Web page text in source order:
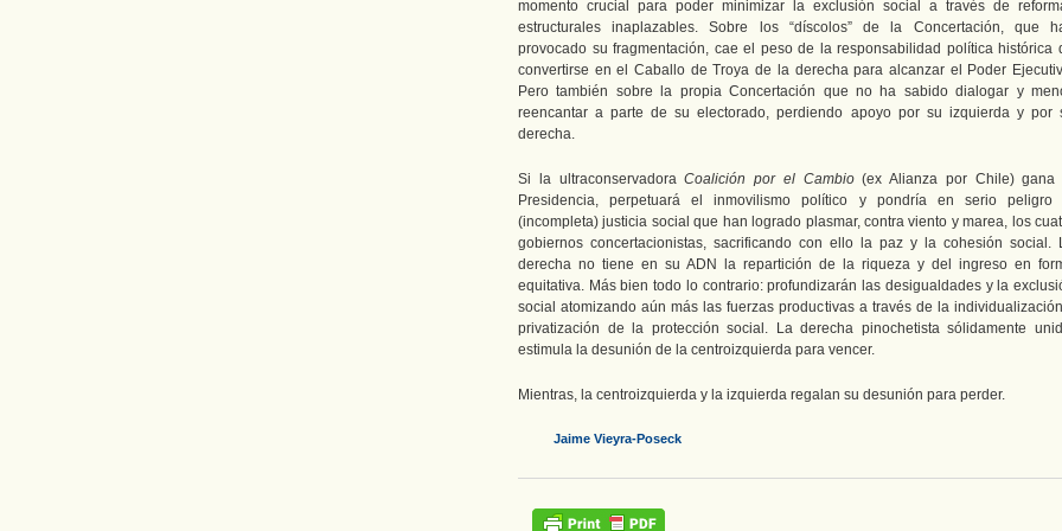
momento crucial para poder minimizar la exclusión social a través de
estructurales inaplazables. Sobre los “díscolos” de la Concertación, que
provocado su fragmentación, cae el peso de la responsabilidad política histórica
convertirse en el Caballo de Troya de la derecha para alcanzar el Poder
Pero también sobre la propia Concertación que no ha sabido dialogar y
reencantar a parte de su electorado, perdiendo apoyo por su izquierda y por
derecha.
Si la ultraconservadoraCoalición por el Cambio(ex Alianza por Chile) gana
Presidencia, perpetuará el inmovilismo político y pondría en serio peligro
(incompleta) justicia social que han logrado plasmar, contra viento y marea, los
gobiernos concertacionistas, sacrificando con ello la paz y la cohesión social.
derecha no tiene en su ADN la repartición de la riqueza y del ingreso en
equitativa. Más bien todo lo contrario: profundizarán las desigualdades y la
social atomizando aún más las fuerzas productivas a través de la
privatización de la protección social. La derecha pinochetista sólidamente
estimula la desunión de la centroizquierda para vencer.
Mientras, la centroizquierda y la izquierda regalan su desunión para perder.
Jaime Vieyra-Poseck